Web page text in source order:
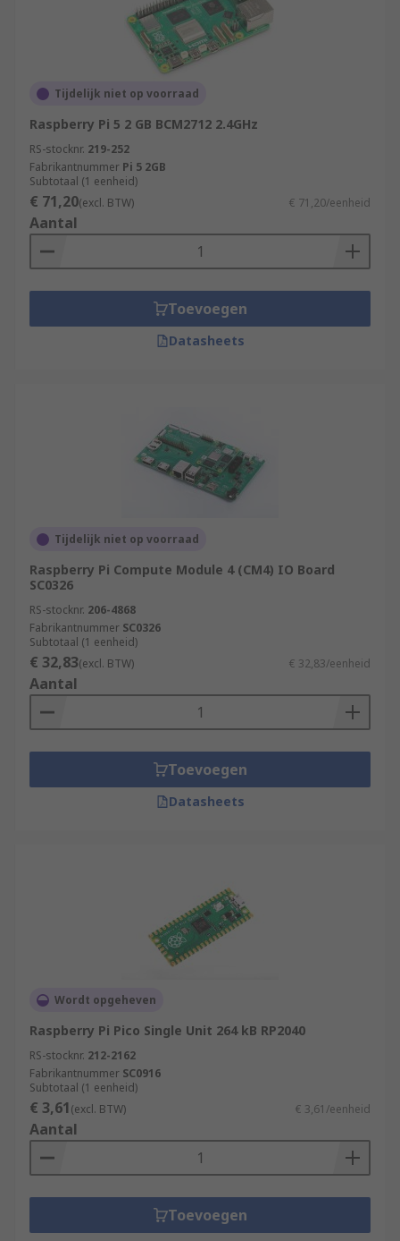
Tijdelijk niet op voorraad
Raspberry Pi 5 2 GB BCM2712 2.4GHz
RS-stocknr. 219-252
Fabrikantnummer Pi 5 2GB
Subtotaal (1 eenheid)
€ 71,20(excl. BTW) € 71,20/eenheid
Aantal
Toevoegen
Datasheets
Tijdelijk niet op voorraad
Raspberry Pi Compute Module 4 (CM4) IO Board
SC0326
RS-stocknr. 206-4868
Fabrikantnummer SC0326
Subtotaal (1 eenheid)
€ 32,83(excl. BTW) € 32,83/eenheid
Aantal
Toevoegen
Datasheets
Wordt opgeheven
Raspberry Pi Pico Single Unit 264 kB RP2040
RS-stocknr. 212-2162
Fabrikantnummer SC0916
Subtotaal (1 eenheid)
€ 3,61(excl. BTW) € 3,61/eenheid
Aantal
Toevoegen